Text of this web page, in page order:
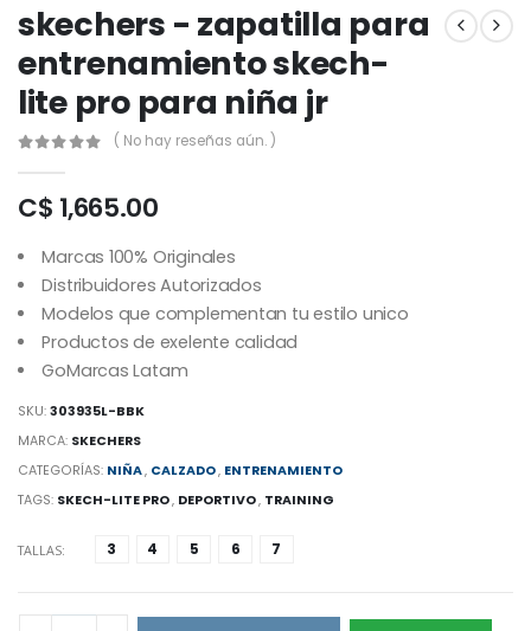
skechers - zapatilla para
entrenamiento skech-
lite pro para niña jr
( No hay reseñas aún. )
C$ 1,665.00
Marcas 100% Originales
Distribuidores Autorizados
Modelos que complementan tu estilo unico
Productos de exelente calidad
GoMarcas Latam
SKU:303935L-BBK
MARCA: SKECHERS
CATEGORÍAS: NIÑA, CALZADO, ENTRENAMIENTO
TAGS: SKECH-LITE PRO, DEPORTIVO, TRAINING
TALLAS: 3 4 5 6 7